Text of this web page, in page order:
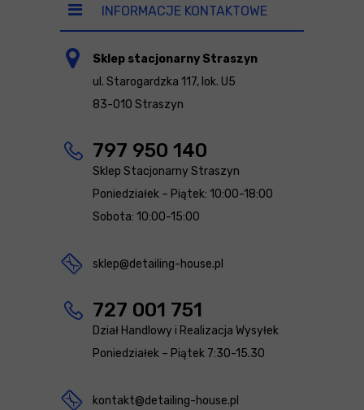
INFORMACJE KONTAKTOWE
Sklep stacjonarny Straszyn
ul. Starogardzka 117, lok. U5
83-010 Straszyn
797 950 140
Sklep Stacjonarny Straszyn
Poniedziałek – Piątek: 10:00-18:00
Sobota: 10:00-15:00
sklep@detailing-house.pl
727 001 751
Dział Handlowy i Realizacja Wysyłek
Poniedziałek – Piątek 7:30-15.30
kontakt@detailing-house.pl